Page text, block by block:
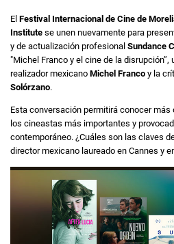
El Festival Internacional de Cine de
Institute se unen nuevamente para
y de actualización profesional Sundance
"Michel Franco y el cine de la disrupción”,
realizador mexicano Michel Franco y la
Solórzano.
Esta conversación permitirá conocer más
los cineastas más importantes y
contemporáneo. ¿Cuáles son las claves
director mexicano laureado en Cannes y